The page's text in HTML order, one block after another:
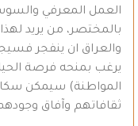
العمل المعرفي
بالمختصر، من يريد
والعراق ان ينفجر
يرغب بمنحه فرصة
المواطنة) سيمكن
ثقافاتهم وآفاق